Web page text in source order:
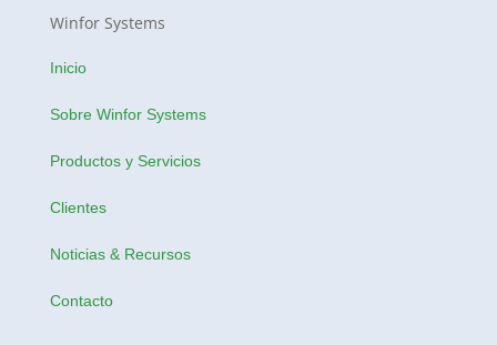
Winfor Systems
Inicio
Sobre Winfor Systems
Productos y Servicios
Clientes
Noticias & Recursos
Contacto